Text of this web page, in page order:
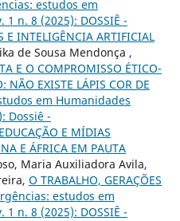
estudos em
n. 8 (2025): DOSSIÊ -
E INTELIGÊNCIA ARTIFICIAL
de Sousa Mendonça ,
E O COMPROMISSO ÉTICO-
NÃO EXISTE LÁPIS COR DE
em Humanidades
Dossiê -
E MÍDIAS
E ÁFRICA EM PAUTA
Maria Auxiliadora Avila,
O TRABALHO, GERAÇÕES
estudos em
n. 8 (2025): DOSSIÊ -